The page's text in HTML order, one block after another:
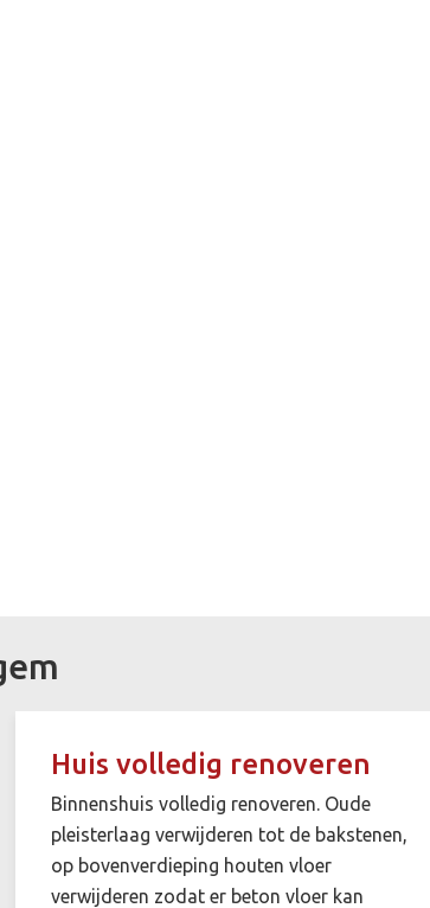
Huis volledig renoveren
Binnenshuis volledig renoveren. Oude
pleisterlaag verwijderen tot de bakstenen,
op bovenverdieping houten vloer
verwijderen zodat er beton vloer kan